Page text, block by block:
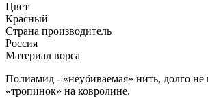
Цвет
Красный
Страна производитель
Россия
Материал ворса
Полиамид - «неубиваемая» нить, долго не
«тропинок» на ковролине.